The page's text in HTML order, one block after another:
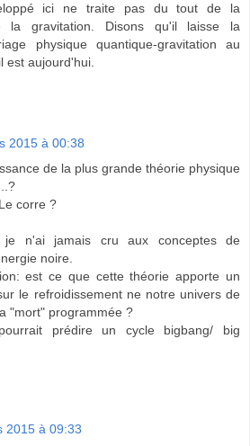
ici ne traite pas du tout de la
la gravitation. Disons qu'il laisse la
physique quantique-gravitation au
est aujourd'hui.
2015 à 00:38
de la plus grande théorie physique
corre ?
je n'ai jamais cru aux conceptes de
noire.
est ce que cette théorie apporte un
le refroidissement ne notre univers de
"mort" programmée ?
prédire un cycle bigbang/ big
2015 à 09:33